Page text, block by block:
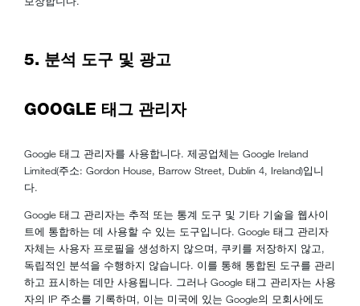
5. 분석 도구 및 광고
GOOGLE 태그 관리자
Google 태그 관리자를 사용합니다. 제공업체는 Google Ireland
Limited(주소: Gordon House, Barrow Street, Dublin 4, Ireland)입니
다.
Google 태그 관리자는 추적 또는 통계 도구 및 기타 기술을 웹사이
트에 통합하는 데 사용할 수 있는 도구입니다. Google 태그 관리자
자체는 사용자 프로필을 생성하지 않으며, 쿠키를 저장하지 않고,
독립적인 분석을 수행하지 않습니다. 이를 통해 통합된 도구를 관리
하고 표시하는 데만 사용됩니다. 그러나 Google 태그 관리자는 사용
자의 IP 주소를 기록하며, 이는 미국에 있는 Google의 모회사에도